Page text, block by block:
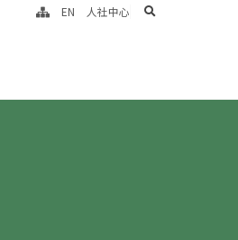
EN 人社中心 search